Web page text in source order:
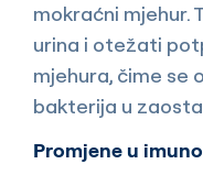
mokraćni mjehur.
urina i otežati
mjehura, čime se
bakterija u
Promjene u